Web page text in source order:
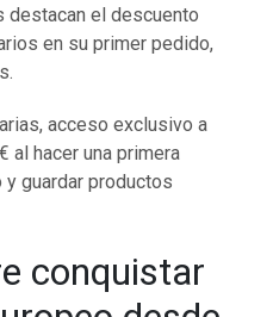
destacan el descuento
en su primer pedido,
acceso exclusivo a
al hacer una primera
guardar productos
conquistar